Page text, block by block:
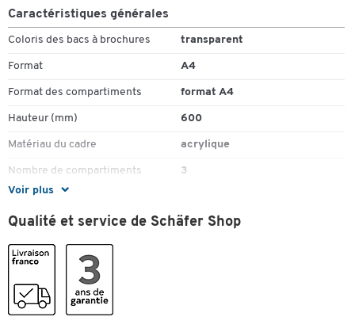
Voir plus
Caractéristiques générales
Coloris des bacs à brochures transparent
Format A4
Format des compartiments format A4
Hauteur (mm) 600
Matériau du cadre acrylique
Nombre de compartiments
(pièce(s))
3
Poids (kg) 1.352
Profondeur (mm)
Profondeur du compartiment
(mm)
Qualité et service de Schäfer Shop